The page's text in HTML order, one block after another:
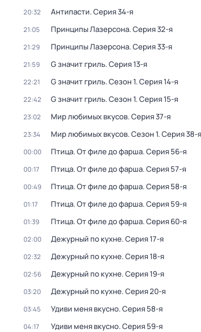
20:32 Антипасти. Серия 34-я
21:05 Принципы Лазерсона. Серия 32-я
21:29 Принципы Лазерсона. Серия 33-я
21:59 G значит гриль. Серия 13-я
22:21 G значит гриль. Сезон 1. Серия 14-я
22:42 G значит гриль. Сезон 1. Серия 15-я
23:02 Мир любимых вкусов. Серия 37-я
23:34 Мир любимых вкусов. Сезон 1. Серия 38-я
00:00 Птица. От филе до фарша. Серия 56-я
00:17 Птица. От филе до фарша. Серия 57-я
00:49 Птица. От филе до фарша. Серия 58-я
01:17 Птица. От филе до фарша. Серия 59-я
01:39 Птица. От филе до фарша. Серия 60-я
02:00 Дежурный по кухне. Серия 17-я
02:32 Дежурный по кухне. Серия 18-я
02:56 Дежурный по кухне. Серия 19-я
03:20 Дежурный по кухне. Серия 20-я
03:45 Удиви меня вкусно. Серия 58-я
04:17 Удиви меня вкусно. Серия 59-я